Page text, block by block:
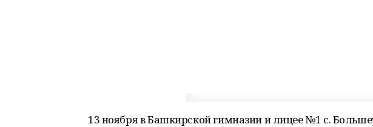
13 ноября в Башкирской гимназии и лицее №1 с.